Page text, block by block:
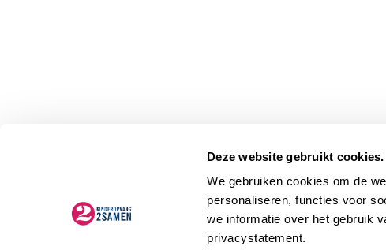
Deze website gebruikt cookies.
We gebruiken cookies om de
personaliseren, functies voor
we informatie over het gebruik
privacystatement.